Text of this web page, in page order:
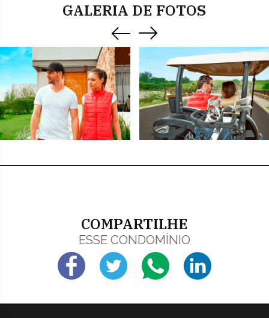
GALERIA DE FOTOS
COMPARTILHE
ESSE CONDOMÍNIO